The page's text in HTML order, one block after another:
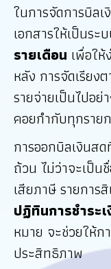
ในการจัดการบิล
เอกสารให้เป็นร
รายเดือน เพื่อใ
หลัง การจัดเรียง
รายจ่ายเป็นไปอ
คอยกำกับทุกราย
การออกบิลเงินส
ถ้วน ไม่ว่าจะเป็น
เสียภาษี รายการ
ปฏิทินการชำระเ
หมาย จะช่วยให้ก
ประสิทธิภาพ